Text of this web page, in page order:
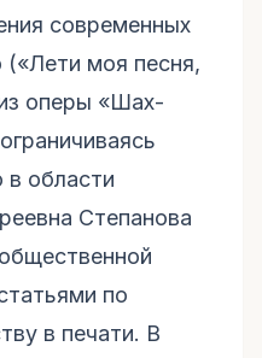
современных
моя песня,
оперы «Шах-
в области
Степанова
по
в печати. В